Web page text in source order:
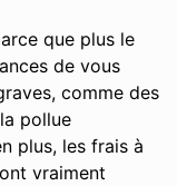
que plus le
de vous
comme des
pollue
plus, les frais à
vraiment